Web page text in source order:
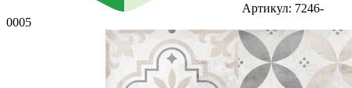
Артикул: 7246-
0005